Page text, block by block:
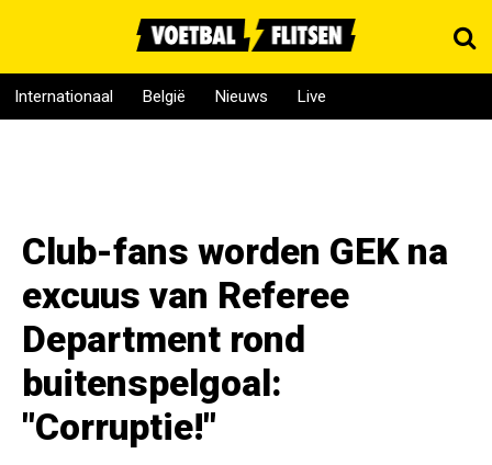
Internationaal België Nieuws Live
Club-fans worden GEK na
excuus van Referee
Department rond
buitenspelgoal:
"Corruptie!"